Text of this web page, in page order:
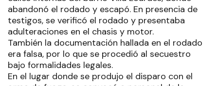
abandonó el rodado y escapó. En presencia de
testigos, se verificó el rodado y presentaba
adulteraciones en el chasis y motor.
También la documentación hallada en el rodado
era falsa, por lo que se procedió al secuestro
bajo formalidades legales.
En el lugar donde se produjo el disparo con el